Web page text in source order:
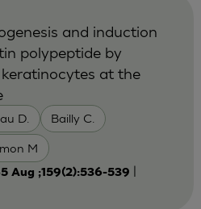
D. Bailly C.
M
and induction
polypeptide by
at the
Aug ;159(2):536-539